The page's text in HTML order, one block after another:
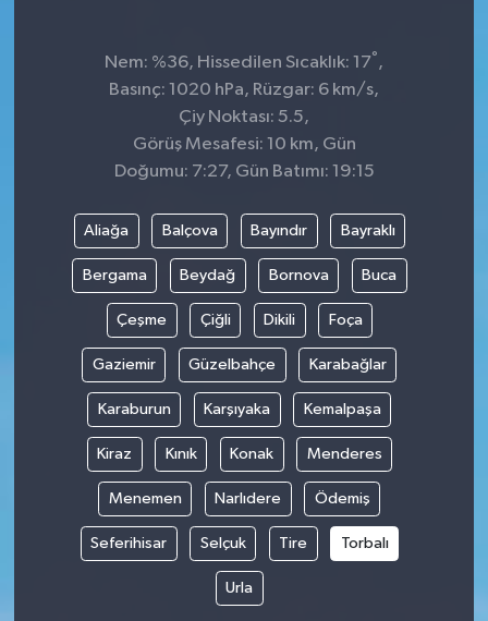
Nem: %36, Hissedilen Sıcaklık: 17° ,
Basınç: 1020 hPa, Rüzgar: 6 km/s,
Çiy Noktası: 5.5,
Görüş Mesafesi: 10 km, Gün
Doğumu: 7:27, Gün Batımı: 19:15
Aliağa Balçova Bayındır Bayraklı
Bergama Beydağ Bornova Buca
Çeşme Çiğli Dikili Foça
Gaziemir Güzelbahçe Karabağlar
Karaburun Karşıyaka Kemalpaşa
Kiraz Kınık Konak Menderes
Menemen Narlıdere Ödemiş
Seferihisar Selçuk Tire Torbalı
Urla